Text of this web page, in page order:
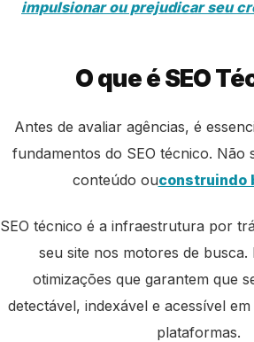
impulsionar ou prejudicar seu
O que é SEO
Antes de avaliar agências, é
fundamentos do SEO técnico. Não
conteúdo ouconstruindo
SEO técnico é a infraestrutura por
seu site nos motores de busca.
otimizações que garantem que
detectável, indexável e acessível
plataformas.